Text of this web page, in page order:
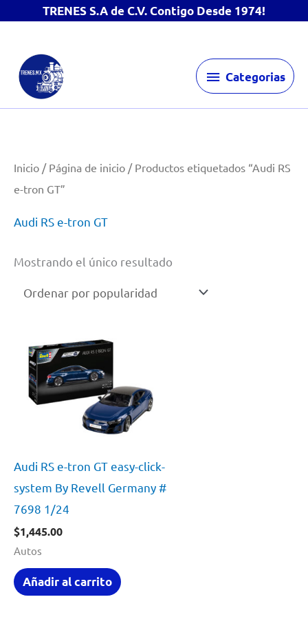
TRENES S.A de C.V. Contigo Desde 1974!
contenido
Categorias
Categorias
Inicio / Página de inicio / Productos etiquetados “Audi RS
e-tron GT”
Audi RS e-tron GT
Mostrando el único resultado
Audi RS e-tron GT easy-click-
system By Revell Germany #
7698 1/24
$1,445.00
Autos
Añadir al carrito